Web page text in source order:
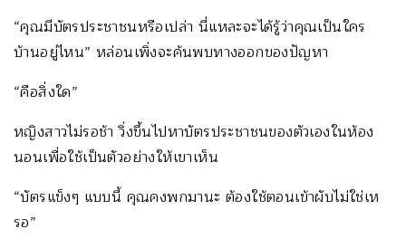
“คุณมีบัตรประชาชนหรือเปล่า นี่แหละจะได้รู้ว่าคุณเป็นใคร
บ้านอยู่ไหน” หล่อนเพิ่งจะค้นพบทางออกของปัญหา
“คือสิ่งใด”
หญิงสาวไม่รอช้า วิ่งขึ้นไปหาบัตรประชาชนของตัวเองในห้อง
นอนเพื่อใช้เป็นตัวอย่างให้เขาเห็น
“บัตรแข็งๆ แบบนี้ คุณคงพกมานะ ต้องใช้ตอนเข้าผับไม่ใช่เห
รอ”